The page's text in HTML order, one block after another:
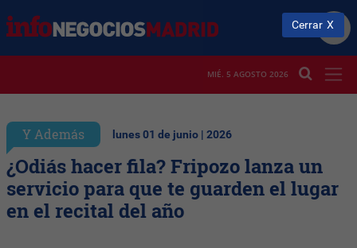
MIÉ. 5 AGOSTO 2026
Y Además lunes 01 de junio | 2026
¿Odiás hacer fila? Fripozo lanza un
servicio para que te guarden el lugar
en el recital del año
Cerrar